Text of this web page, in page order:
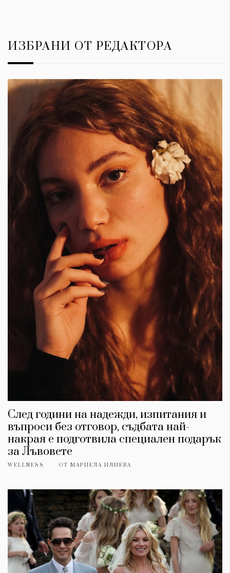
ИЗБРАНИ ОТ РЕДАКТОРА
След години на надежди, изпитания и
въпроси без отговор, съдбата най-
накрая е подготвила специален подарък
за Лъвовете
WELLNESS ОТ МАРИЕЛА ИЛИЕВА